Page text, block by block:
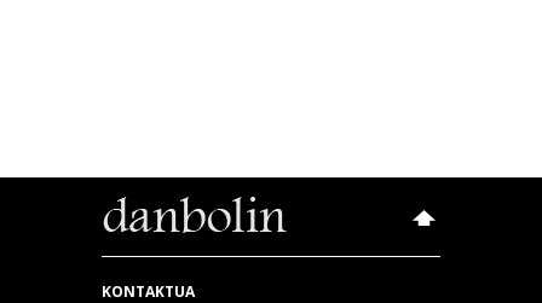
KONTAKTUA